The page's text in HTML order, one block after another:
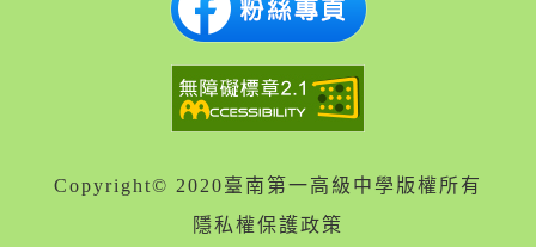
Copyright© 2020臺南第一高級中學版權所有
隱私權保護政策